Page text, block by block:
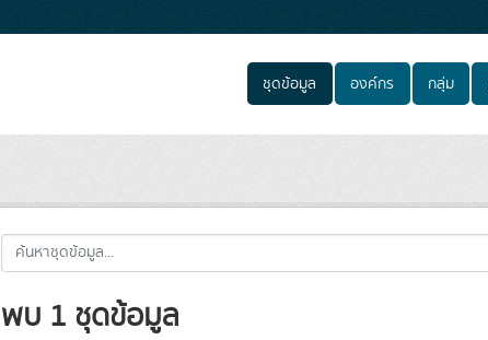
ชุดข้อมูล องค์กร กลุ่ม
พบ 1 ชุดข้อมูล